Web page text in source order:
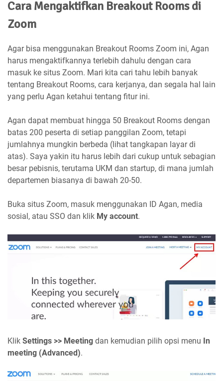
Cara Mengaktifkan Breakout Rooms di
Zoom
Agar bisa menggunakan Breakout Rooms Zoom ini, Agan
harus mengaktifkannya terlebih dahulu dengan cara
masuk ke situs Zoom. Mari kita cari tahu lebih banyak
tentang Breakout Rooms, cara kerjanya, dan segala hal lain
yang perlu Agan ketahui tentang fitur ini.
Agan dapat membuat hingga 50 Breakout Rooms dengan
batas 200 peserta di setiap panggilan Zoom, tetapi
jumlahnya mungkin berbeda (lihat tangkapan layar di
atas). Saya yakin itu harus lebih dari cukup untuk sebagian
besar pebisnis, terutama UKM dan startup, di mana jumlah
departemen biasanya di bawah 20-50.
Buka situs Zoom, masuk menggunakan ID Agan, media
sosial, atau SSO dan klik My account.
Klik Settings >> Meeting dan kemudian pilih opsi menu In
meeting (Advanced).